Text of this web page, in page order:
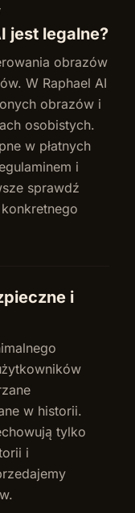
jest legalne?
obrazów
W Raphael AI
obrazów i
osobistych.
w płatnych
i
sprawdź
i
w historii.
tylko
i